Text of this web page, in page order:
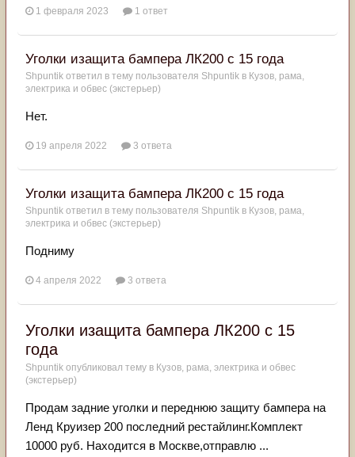
1 февраля 2023 1 ответ
Уголки изащита бампера ЛК200 с 15 года
Shpuntik ответил в тему пользователя Shpuntik в Кузов, рама,
электрика и обвес (экстерьер)
Нет.
19 апреля 2022 3 ответа
Уголки изащита бампера ЛК200 с 15 года
Shpuntik ответил в тему пользователя Shpuntik в Кузов, рама,
электрика и обвес (экстерьер)
Подниму
4 апреля 2022 3 ответа
Уголки изащита бампера ЛК200 с 15
года
Shpuntik опубликовал тему в Кузов, рама, электрика и обвес
(экстерьер)
Продам задние уголки и переднюю защиту бампера на
Ленд Круизер 200 последний рестайлинг.Комплект
10000 руб. Находится в Москве,отправлю ...